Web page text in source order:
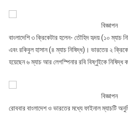
বিজ্ঞাপন
বাংলাদেশি ৩ ক্রিকেটার হলেন- তৌহিদ হৃদয় (১০ ম্যাচ
এবং রকিবুল হাসান (৪ ম্যাচ নিষিদ্ধ)। ভারতের ২
হয়েছেন ৬ ম্যাচ আর লেগস্পিনার রবি বিষ্ণুইকে নিষিদ্ধ
বিজ্ঞাপন
রোববার বাংলাদেশ ও ভারতের মধ্যে ফাইনাল ম্যাচটি